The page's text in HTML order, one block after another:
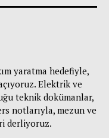
yaratma hedefiyle,
Elektrik ve
teknik dokümanlar,
notlarıyla, mezun ve
derliyoruz.